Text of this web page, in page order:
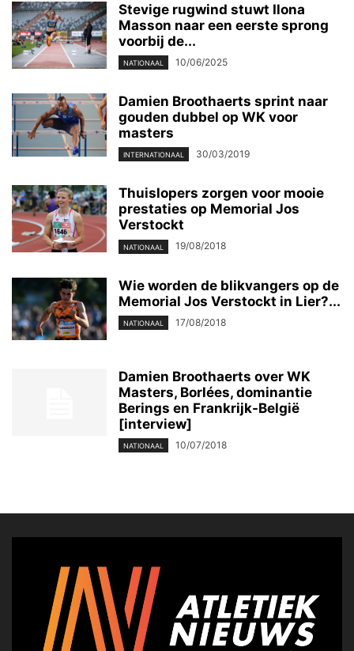
Stevige rugwind stuwt Ilona
Masson naar een eerste sprong
voorbij de...
NATIONAAL 10/06/2025
Damien Broothaerts sprint naar
gouden dubbel op WK voor
masters
INTERNATIONAAL 30/03/2019
Thuislopers zorgen voor mooie
prestaties op Memorial Jos
Verstockt
NATIONAAL 19/08/2018
Wie worden de blikvangers op de
Memorial Jos Verstockt in Lier?...
NATIONAAL 17/08/2018
Damien Broothaerts over WK
Masters, Borlées, dominantie
Berings en Frankrijk-België
[interview]
NATIONAAL 10/07/2018